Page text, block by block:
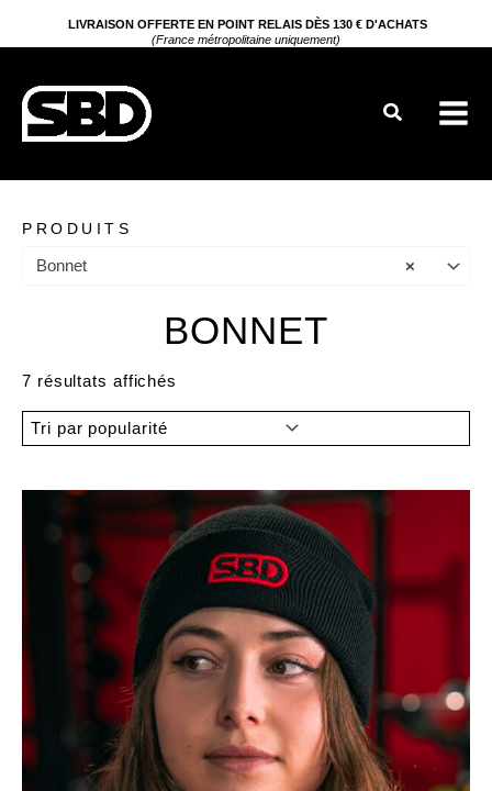
au
LIVRAISON OFFERTE EN POINT RELAIS DÈS 130 € D'ACHATS
(France métropolitaine uniquement)
Rechercher
PRODUITS
×
Bonnet
BONNET
7 résultats affichés
popularité